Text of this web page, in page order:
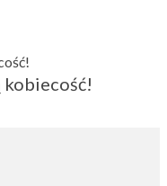
kobiecość!